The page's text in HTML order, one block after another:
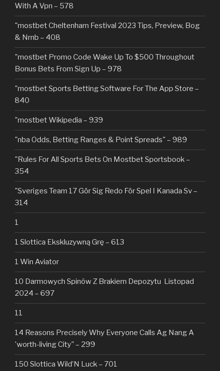
With A Vpn – 578
"mostbet Cheltenham Festival 2023 Tips, Preview, Bog
& Nrnb – 408
"mostbet Promo Code Wake Up To $500 Throughout
Bonus Bets From Sign Up – 978
"‎mostbet Sports Betting Software For The App Store –
840
"mostbet Wikipedia – 939
"nba Odds, Betting Ranges & Point Spreads" – 989
"Rules For All Sports Bets On Mostbet Sportsbook –
354
"Sveriges Team 17 Gör Sig Redo För Spel I Kanada Sv –
314
1
1 Slottica Ekskluzywną Grę – 613
1 Win Aviator
10 Darmowych Spinów Z Brakiem Depozytu ️ Listopad
2024 – 697
11
14 Reasons Precisely Why Everyone Calls Ag Nang A
'worth-living City" – 299
150 Slottica Wild’N Luck – 701